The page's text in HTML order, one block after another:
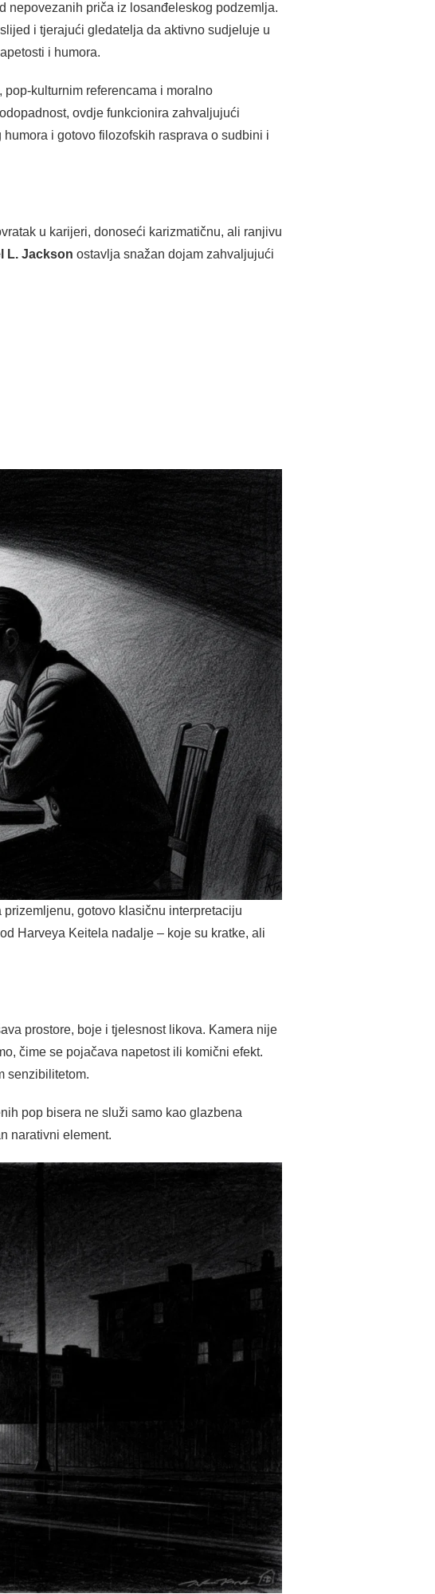
nepovezanih priča iz losanđeleskog podzemlja.
i tjerajući gledatelja da aktivno sudjeluje u
i humora.
kulturnim referencama i moralno
ovdje funkcionira zahvaljujući
i gotovo filozofskih rasprava o sudbini i
u karijeri, donoseći karizmatičnu, ali ranjivu
L. Jackson ostavlja snažan dojam zahvaljujući
prizemljenu, gotovo klasičnu interpretaciju
Harveya Keitela nadalje – koje su kratke, ali
prostore, boje i tjelesnost likova. Kamera nije
čime se pojačava napetost ili komični efekt.
senzibilitetom.
pop bisera ne služi samo kao glazbena
narativni element.